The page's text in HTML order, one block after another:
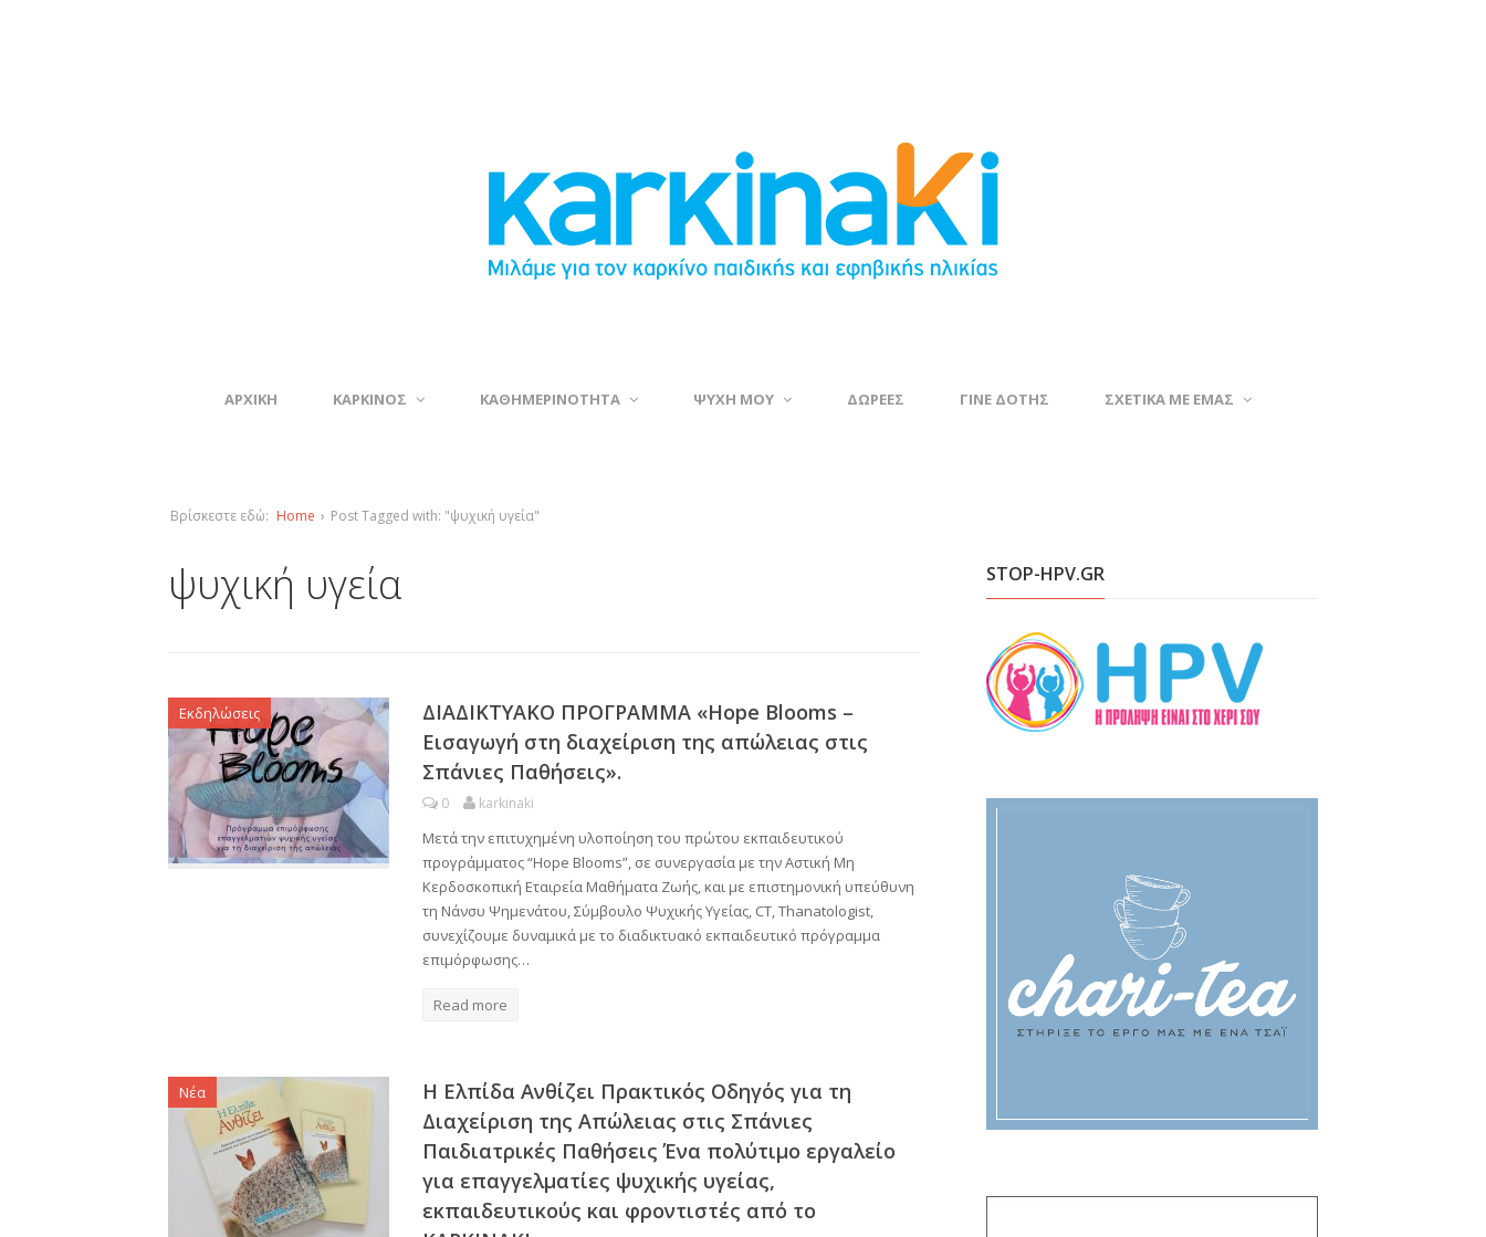
ΑΡΧΙΚΗ ΚΑΡΚΙΝΟΣ ΚΑΘΗΜΕΡΙΝΟΤΗΤΑ ΨΥΧΗ ΜΟΥ ΔΩΡΕΕΣ ΓΙΝΕ ΔΟΤΗΣ ΣΧΕΤΙΚΑ ΜΕ ΕΜΑΣ
Βρίσκεστε εδώ: Home › Post Tagged with: "ψυχική υγεία"
ψυχική υγεία
Εκδηλώσεις
ΔΙΑΔΙΚΤΥΑΚΟ ΠΡΟΓΡΑΜΜΑ «Hope Blooms –
Εισαγωγή στη διαχείριση της απώλειας στις
Σπάνιες Παθήσεις».
0 karkinaki
Μετά την επιτυχημένη υλοποίηση του πρώτου εκπαιδευτικού
προγράμματος “Hope Blooms”, σε συνεργασία με την Αστική Μη
Κερδοσκοπική Εταιρεία Μαθήματα Ζωής, και με επιστημονική υπεύθυνη
τη Νάνσυ Ψημενάτου, Σύμβουλο Ψυχικής Υγείας, CT, Thanatologist,
συνεχίζουμε δυναμικά με το διαδικτυακό εκπαιδευτικό πρόγραμμα
επιμόρφωσης…
Read more
Νέα
Η Ελπίδα Ανθίζει Πρακτικός Οδηγός για τη
Διαχείριση της Απώλειας στις Σπάνιες
Παιδιατρικές Παθήσεις Ένα πολύτιμο εργαλείο
για επαγγελματίες ψυχικής υγείας,
εκπαιδευτικούς και φροντιστές από το
STOP-HPV.GR